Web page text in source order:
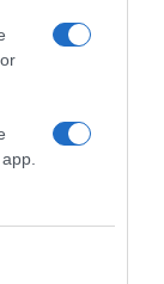
Pinterest
,